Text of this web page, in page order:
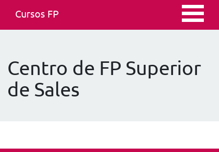
Cursos FP
Centro de FP Superior
de Sales